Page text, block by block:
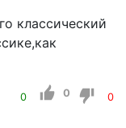
классический
0 0 0